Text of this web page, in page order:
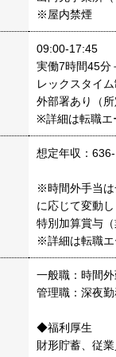
※屋内禁煙
09:00-17:45
実働7時間45分
レックスタイ
外部署あり（
※詳細は転職エ
想定年収：
※時間外手当は
に応じて変動
特別加算賞与
※詳細は転職エ
一般職：時間
管理職：深夜
◆福利厚生
財形貯蓄、従